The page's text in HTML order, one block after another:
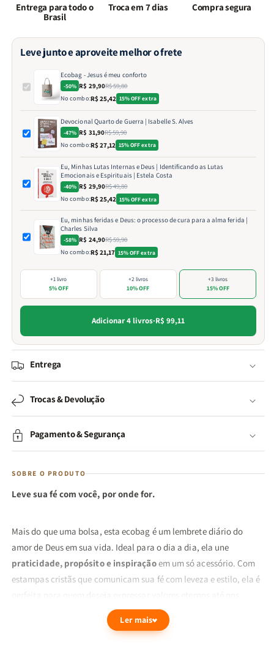
Entrega para todo o
Brasil
Troca em 7 dias Compra segura
Leve junto e aproveite melhor o frete
Ecobag - Jesus é meu conforto
-50% R$ 29,90R$ 59,80
No combo:R$ 25,42 15% OFF extra
Devocional Quarto de Guerra | Isabelle S. Alves
-47% R$ 31,90R$ 59,90
No combo:R$ 27,12 15% OFF extra
Eu, Minhas Lutas Internas e Deus | Identificando as Lutas
Emocionais e Espirituais | Estela Costa
-40% R$ 29,90R$ 49,80
No combo:R$ 25,42 15% OFF extra
Eu, minhas feridas e Deus: o processo de cura para a alma ferida |
Charles Silva
-58% R$ 24,90R$ 59,90
No combo:R$ 21,17 15% OFF extra
+1 livro
5% OFF
+2 livros
10% OFF
+3 livros
15% OFF
Adicionar 4 livros·R$ 99,11
Entrega
Trocas & Devolução
Pagamento & Segurança
SOBRE O PRODUTO
Leve sua fé com você, por onde for.
Mais do que uma bolsa, esta ecobag é um lembrete diário do
amor de Deus em sua vida. Ideal para o dia a dia, ela une
praticidade, propósito e inspiraçãoem um só acessório. Com
estampas cristãs que comunicam sua fé com leveza e estilo, ela é
perfeita para quem deseja expressar valores eternos até nos
pequenos detalhes da rotina.
Ler mais